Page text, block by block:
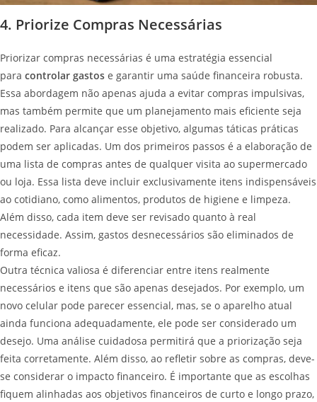
4. Priorize Compras Necessárias
Priorizar compras necessárias é uma estratégia essencial
para controlar gastos e garantir uma saúde financeira robusta.
Essa abordagem não apenas ajuda a evitar compras impulsivas,
mas também permite que um planejamento mais eficiente seja
realizado. Para alcançar esse objetivo, algumas táticas práticas
podem ser aplicadas. Um dos primeiros passos é a elaboração de
uma lista de compras antes de qualquer visita ao supermercado
ou loja. Essa lista deve incluir exclusivamente itens indispensáveis
ao cotidiano, como alimentos, produtos de higiene e limpeza.
Além disso, cada item deve ser revisado quanto à real
necessidade. Assim, gastos desnecessários são eliminados de
forma eficaz.
Outra técnica valiosa é diferenciar entre itens realmente
necessários e itens que são apenas desejados. Por exemplo, um
novo celular pode parecer essencial, mas, se o aparelho atual
ainda funciona adequadamente, ele pode ser considerado um
desejo. Uma análise cuidadosa permitirá que a priorização seja
feita corretamente. Além disso, ao refletir sobre as compras, deve-
se considerar o impacto financeiro. É importante que as escolhas
fiquem alinhadas aos objetivos financeiros de curto e longo prazo,